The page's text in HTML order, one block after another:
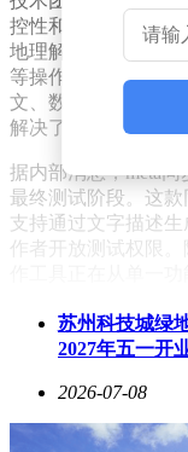
控性和实用性。通
地理解用户上传照
等操作中保持画面
文、数字及特殊符
解决了AI绘图领域长
据内部消息，meta同
最终测试阶段。这款
支持通过文字描述
作者开放测试权限
苏州科技城绿
2027年五一开
2026-07-08